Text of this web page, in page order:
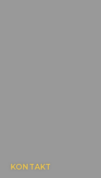
KONTAKT